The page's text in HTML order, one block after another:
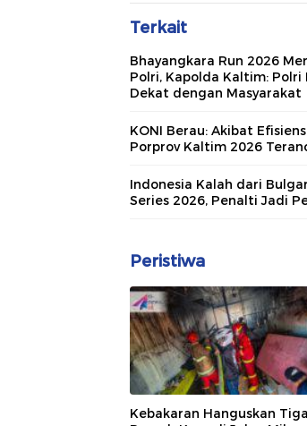
Terkait
Bhayangkara Run 2026
Polri, Kapolda Kaltim: Polri
Dekat dengan Masyarakat
KONI Berau: Akibat
Porprov Kaltim 2026
Indonesia Kalah dari
Series 2026, Penalti Jadi
Peristiwa
Kebakaran Hanguskan Tiga